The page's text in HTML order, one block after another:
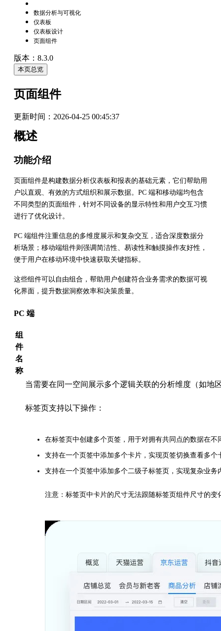
数据分析与可视化
仪表板
仪表板设计
页面组件
版本：8.3.0
本页总览
页面组件
更新时间： 2026-04-25 00:45:37
概述
功能介绍
页面组件是构建数据分析仪表板和报表的基础元素，它们帮助用
户以直观、有效的方式组织和展示数据。PC 端和移动端均包含
不同类型的页面组件，针对不同设备的显示特性和用户交互习惯
进行了优化设计。
PC 端组件注重信息的多维度展示和复杂交互，适合深度数据分
析场景；移动端组件则强调简洁性、易读性和触摸操作友好性，
便于用户在移动环境中快速获取关键指标。
这些组件可以自由组合，帮助用户创建符合业务需求的数据可视
化界面，提升数据洞察效率和决策质量。
PC 端
组
件
名
称
当需要在同一空间展示多个逻辑关联的分析维度（如地
标签页支持以下操作：
在标签页中创建多个页签，用于对拥有共同点的数据在不
支持在一个页签中添加多个卡片，实现页签切换查看多个
支持在一个页签中添加多个二级子标签页，实现复杂业务
注意：标签页中卡片的尺寸无法跟随标签页组件尺寸的变